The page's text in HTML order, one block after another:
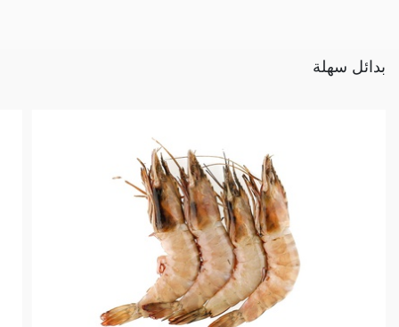
بدائل سهلة